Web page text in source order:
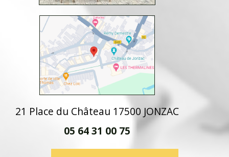
21 Place du Château 17500 JONZAC
05 64 31 00 75